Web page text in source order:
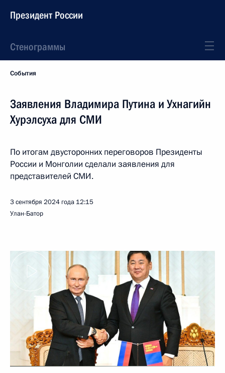
Президент России
Стенограммы
События
Заявления Владимира Путина и Ухнагийн
Хурэлсуха для СМИ
По итогам двусторонних переговоров Президенты
России и Монголии сделали заявления для
представителей СМИ.
3 сентября 2024 года 12:15
Улан-Батор